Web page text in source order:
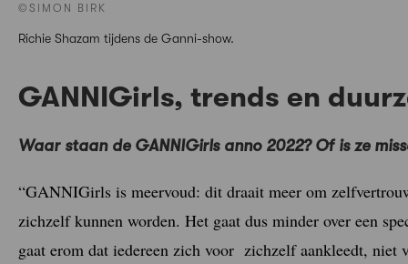
©SIMON BIRK
Richie Shazam tijdens de Ganni-show.
GANNIGirls, trends en
Waar staan de GANNIGirls anno 2022? Of is ze
“GANNIGirls is meervoud: dit draait meer om
zichzelf kunnen worden. Het gaat dus minder over een
gaat erom dat iedereen zich voor zichzelf aankleedt, niet